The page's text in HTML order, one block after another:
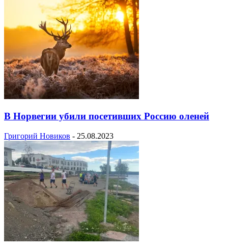
В Норвегии убили посетивших Россию оленей
Григорий Новиков - 25.08.2023